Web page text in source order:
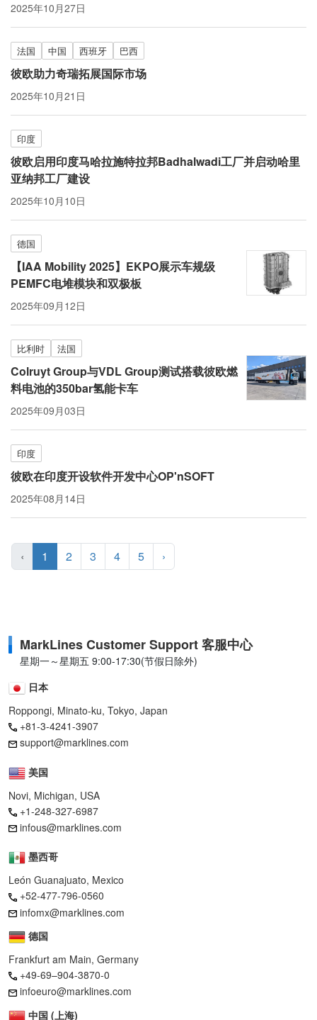
2025年10月27日
法国 中国 西班牙 巴西
彼欧助力奇瑞拓展国际市场
2025年10月21日
印度
彼欧启用印度马哈拉施特拉邦Badhalwadi工厂并启动哈里
亚纳邦工厂建设
2025年10月10日
德国
【IAA Mobility 2025】EKPO展示车规级
PEMFC电堆模块和双极板
2025年09月12日
比利时 法国
Colruyt Group与VDL Group测试搭载彼欧燃
料电池的350bar氢能卡车
2025年09月03日
印度
彼欧在印度开设软件开发中心OP'nSOFT
2025年08月14日
‹ 1 2 3 4 5 ›
MarkLines Customer Support 客服中心
星期一～星期五 9:00-17:30(节假日除外)
日本
Roppongi, Minato-ku, Tokyo, Japan
+81-3-4241-3907
support@marklines.com
美国
Novi, Michigan, USA
+1-248-327-6987
infous@marklines.com
墨西哥
León Guanajuato, Mexico
+52-477-796-0560
infomx@marklines.com
德国
Frankfurt am Main, Germany
+49-69–904-3870-0
infoeuro@marklines.com
中国 (上海)